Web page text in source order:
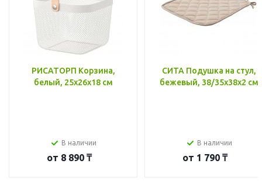
РИСАТОРП Корзина,
белый, 25x26x18 см
В наличии
от 8 890 ₸
СИТА Подушка на стул,
бежевый, 38/35x38x2 см
В наличии
от 1 790 ₸